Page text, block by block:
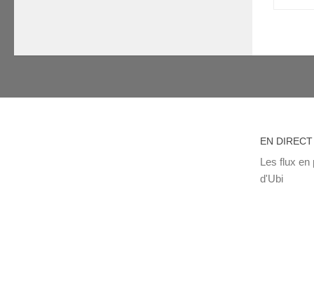
EN
Les flux en
d'Ubi